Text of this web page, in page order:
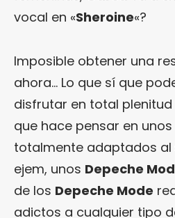
vocal en «Sheroine«?
Imposible obtener una
ahora… Lo que sí que
disfrutar en total plenitud
que hace pensar en unos
totalmente adaptados al
ejem, unos Depeche
de los Depeche Mode
adictos a cualquier tipo